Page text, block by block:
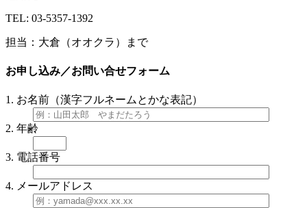
TEL: 03-5357-1392
担当：大倉（オオクラ）まで
お申し込み／お問い合せフォーム
1. お名前（漢字フルネームとかな表記）
2. 年齢
3. 電話番号
4. メールアドレス